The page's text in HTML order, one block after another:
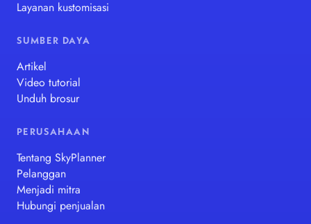
Layanan kustomisasi
SUMBER DAYA
Artikel
Video tutorial
Unduh brosur
PERUSAHAAN
Tentang SkyPlanner
Pelanggan
Menjadi mitra
Hubungi penjualan